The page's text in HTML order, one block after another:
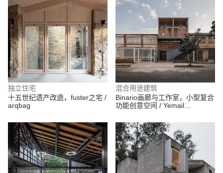
独立住宅
十五世纪遗产改造，fuster之宅 /
arqbag
混合用途建筑
Binario画廊与工作室，小型复合
功能创意空间 / Yemail